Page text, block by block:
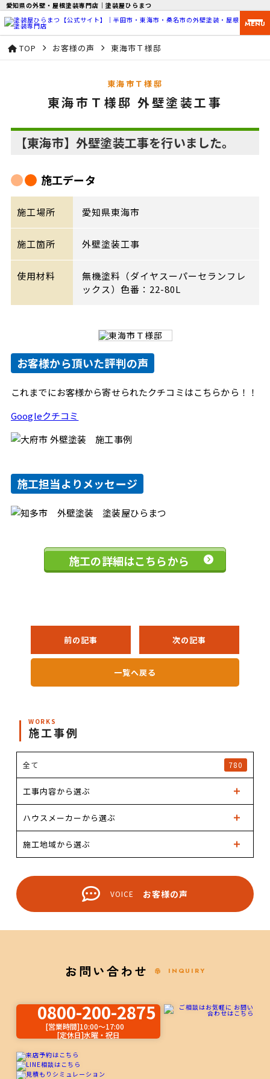
愛知県の外壁・屋根塗装専門店｜塗装屋ひらまつ
MENU
TOP お客様の声 東海市Ｔ様邸
東海市Ｔ様邸
東海市Ｔ様邸 外壁塗装工事
【東海市】外壁塗装工事を行いました。
施工データ
施工場所 愛知県東海市
施工箇所 外壁塗装工事
使用材料
無機塗料（ダイヤスーパーセランフレ
ックス）色番：22-80L
お客様から頂いた評判の声
これまでにお客様から寄せられたクチコミはこちらから！！
Googleクチコミ
施工担当よりメッセージ
施工の詳細はこちらから
前の記事 次の記事
一覧へ戻る
WORKS
施工事例
全て 780
工事内容から選ぶ
ハウスメーカーから選ぶ
施工地域から選ぶ
VOICE お客様の声
お問い合わせ INQUIRY
0800-200-2875
[営業時間]10:00～17:00
[定休日]水曜・祝日